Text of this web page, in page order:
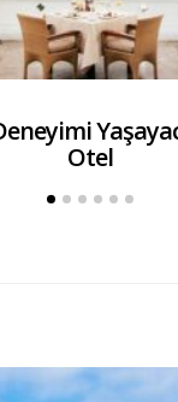
Otel